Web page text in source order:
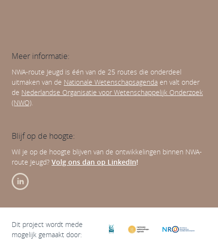
Meer informatie:
NWA-route Jeugd is één van de 25 routes die onderdeel
uitmaken van de Nationale Wetenschapsagenda en valt onder
de Nederlandse Organisatie voor Wetenschappelijk Onderzoek
(NWO).
Blijf op de hoogte:
Wil je op de hoogte blijven van de ontwikkelingen binnen NWA-
route Jeugd? Volg ons dan op LinkedIn!
Dit project wordt mede
mogelijk gemaakt door: